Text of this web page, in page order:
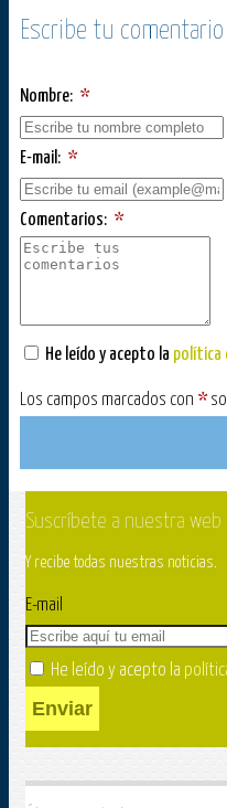
Escribe tu comentario
Nombre: *
E-mail: *
Comentarios: *
He leído y acepto la política
Los campos marcados con *
Suscríbete a nuestra web
Y recibe todas nuestras noticias.
E-mail
He leído y acepto la
Enviar